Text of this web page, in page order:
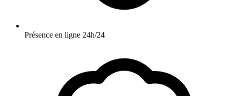
Présence en ligne 24h/24